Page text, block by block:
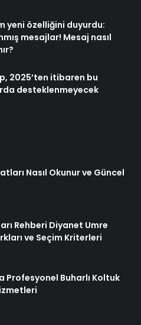
yeni özelliğini duyurdu:
mesajlar! Mesaj nasıl
2025’ten itibaren bu
desteklenmeyecek
Nasıl Okunur ve Güncel
Rehberi Diyanet Umre
ve Seçim Kriterleri
Profesyonel Buharlı Koltuk